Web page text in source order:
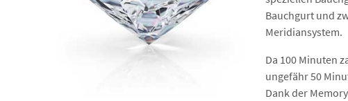
Bauchgurt und
Meridiansystem.
Da 100 Minuten
ungefähr 50
Dank der